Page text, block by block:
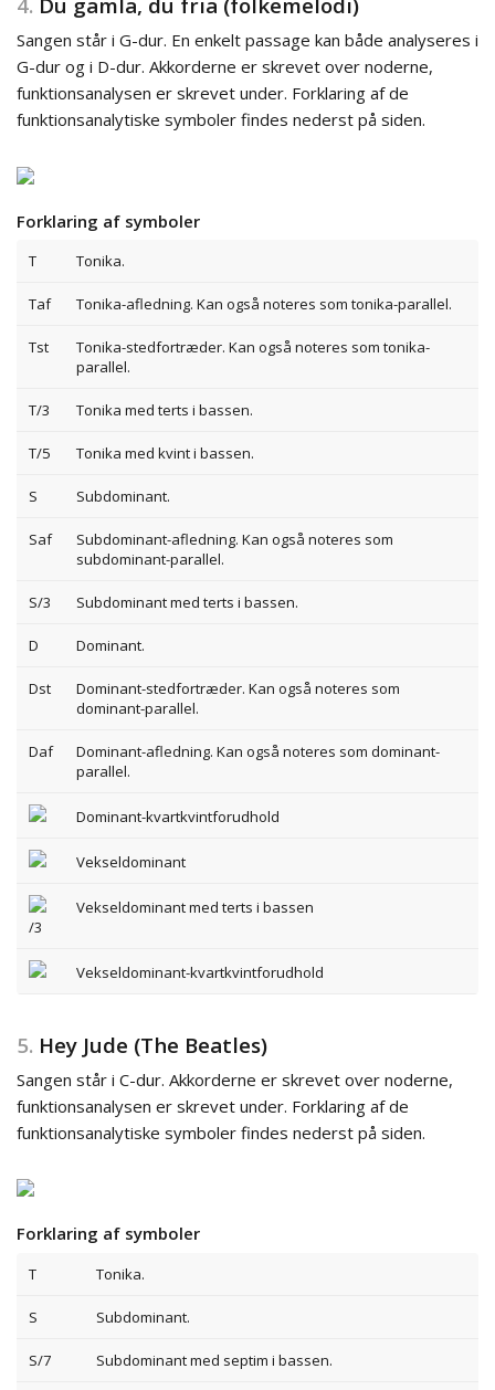
Sangen står i G-dur. En enkelt passage kan både analyseres i
G-dur og i D-dur. Akkorderne er skrevet over noderne,
funktionsanalysen er skrevet under. Forklaring af de
funktionsanalytiske symboler findes nederst på siden.
Forklaring af symboler
T Tonika.
Taf Tonika-afledning. Kan også noteres som tonika-parallel.
Tst
Tonika-stedfortræder. Kan også noteres som tonika-
parallel.
T/3 Tonika med terts i bassen.
T/5 Tonika med kvint i bassen.
S Subdominant.
Saf
Subdominant-afledning. Kan også noteres som
subdominant-parallel.
S/3 Subdominant med terts i bassen.
D Dominant.
Dst
Dominant-stedfortræder. Kan også noteres som
dominant-parallel.
Daf
Dominant-afledning. Kan også noteres som dominant-
parallel.
Dominant-kvartkvintforudhold
Vekseldominant
/3
Vekseldominant med terts i bassen
Vekseldominant-kvartkvintforudhold
5. Hey Jude (The Beatles)
Sangen står i C-dur. Akkorderne er skrevet over noderne,
funktionsanalysen er skrevet under. Forklaring af de
funktionsanalytiske symboler findes nederst på siden.
Forklaring af symboler
T Tonika.
S Subdominant.
S/7 Subdominant med septim i bassen.